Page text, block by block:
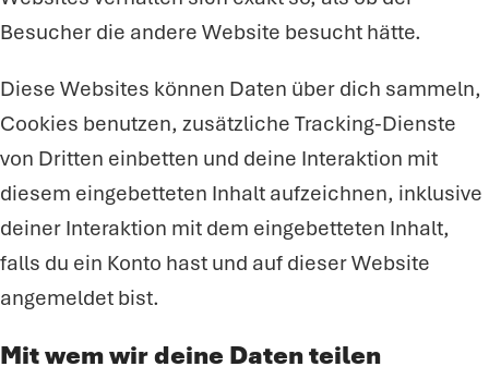
Besucher die andere Website besucht hätte.
Diese Websites können Daten über dich sammeln,
Cookies benutzen, zusätzliche Tracking-Dienste
von Dritten einbetten und deine Interaktion mit
diesem eingebetteten Inhalt aufzeichnen, inklusive
deiner Interaktion mit dem eingebetteten Inhalt,
falls du ein Konto hast und auf dieser Website
angemeldet bist.
Mit wem wir deine Daten teilen